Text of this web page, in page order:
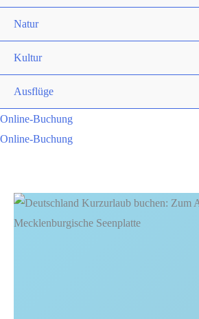
Natur
Kultur
Ausflüge
Online-Buchung
Online-Buchung